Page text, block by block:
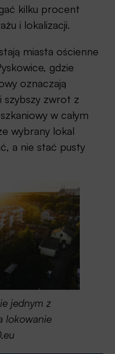
kilku procent
i lokalizacji.
miasta ościenne
gdzie
oznaczają
szybszy zwrot z
w całym
wybrany lokal
a nie stać pusty
jednym z
lokowanie